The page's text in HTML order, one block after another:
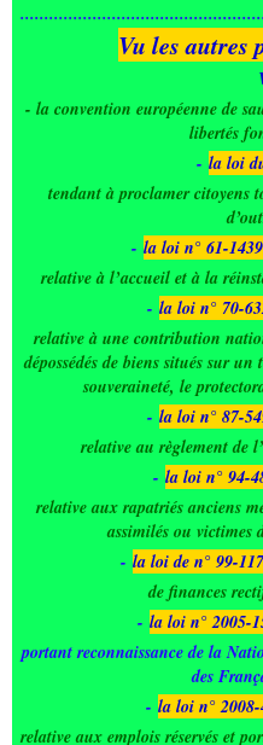
Vu les autres
- la convention européenne de
libertés
- la loi
tendant à proclamer citoyens
- la loi n° 61-
relative à l’accueil et à la
- la loi n° 70-
relative à une contribution
dépossédés de biens situés sur
souveraineté, le
- la loi n° 87-
relative au règlement de
- la loi n° 94-
relative aux rapatriés anciens
assimilés ou victimes
- la loi de n° 99-
de finances
- la loi n° 2005-
portant reconnaissance de la
des
- la loi n°
relative aux emplois réservés et